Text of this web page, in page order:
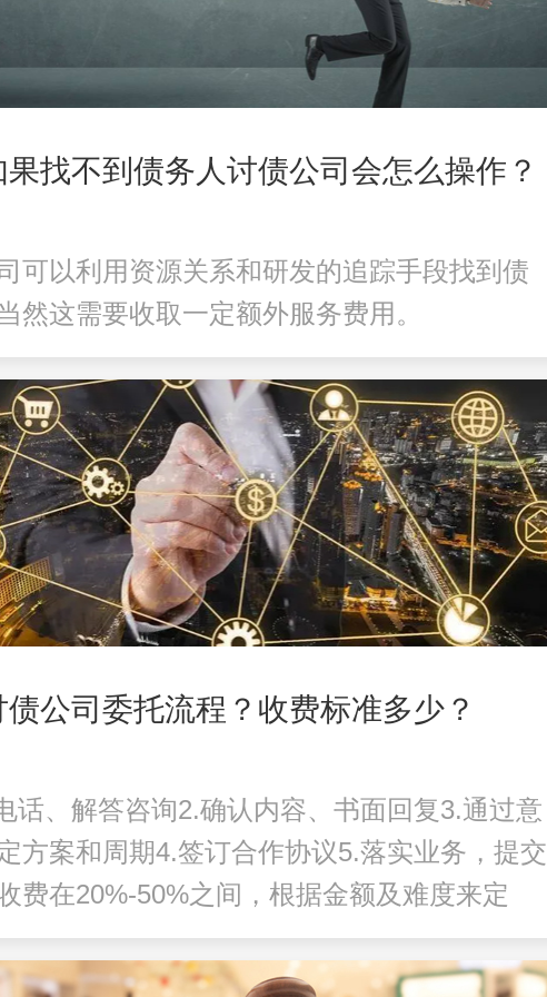
果找不到债务人讨债公司会怎么操作？
可以利用资源关系和研发的追踪手段找到债
然这需要收取一定额外服务费用。
债公司委托流程？收费标准多少？
话、解答咨询2.确认内容、书面回复3.通过意
方案和周期4.签订合作协议5.落实业务，提交
费在20%-50%之间，根据金额及难度来定